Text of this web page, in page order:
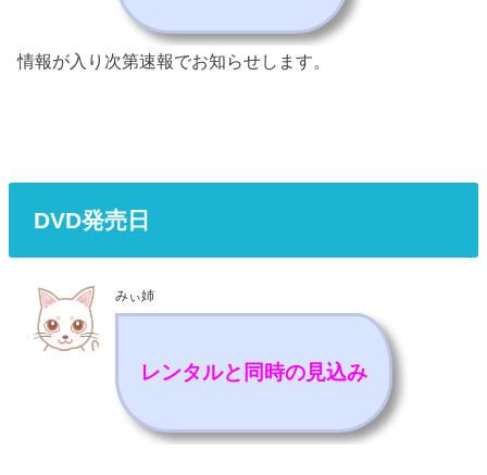
情報が入り次第速報でお知らせします。
DVD発売日
みぃ姉
レンタルと同時の見込み